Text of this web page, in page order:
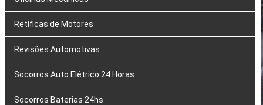
Retíficas de Motores
Revisões Automotivas
Socorros Auto Elétrico 24 Horas
Socorros Baterias 24hs